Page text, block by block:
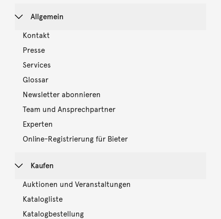
Allgemein
Kontakt
Presse
Services
Glossar
Newsletter abonnieren
Team und Ansprechpartner
Experten
Online-Registrierung für Bieter
Kaufen
Auktionen und Veranstaltungen
Katalogliste
Katalogbestellung